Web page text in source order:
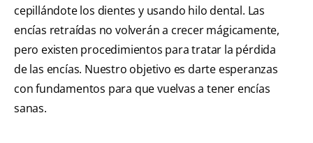
cepillándote los dientes y usando hilo dental. Las
encías retraídas no volverán a crecer mágicamente,
pero existen procedimientos para tratar la pérdida
de las encías. Nuestro objetivo es darte esperanzas
con fundamentos para que vuelvas a tener encías
sanas.